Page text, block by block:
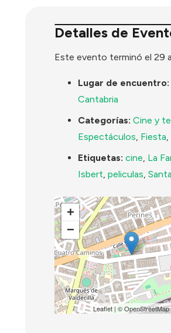
Detalles de
Este evento terminó el 29
Lugar de encuentro:
Cantabria
Categorías: Cine y
Espectáculos, Fiesta,
Etiquetas: cine, La
Isbert,peliculas,
+
−
Leaflet| ©OpenStreetMap